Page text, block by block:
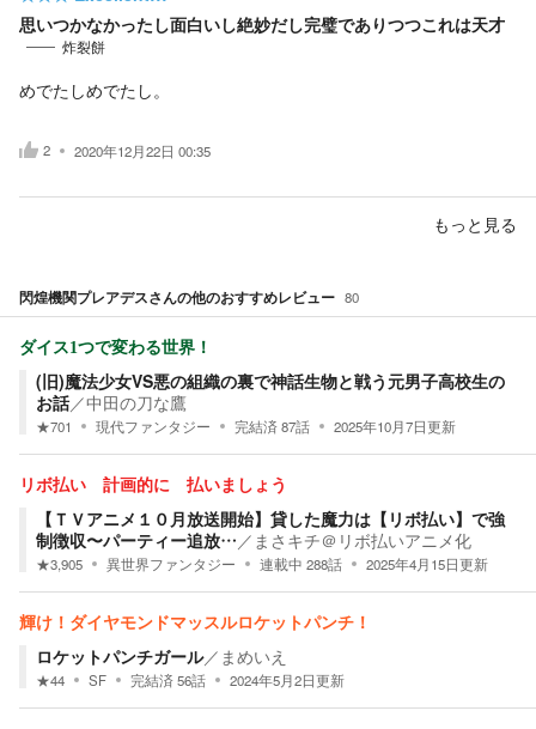
思いつかなかったし面白いし絶妙だし完璧でありつつこれは天才
炸裂餅
めでたしめでたし。
2 2020年12月22日 00:35
もっと見る
閃煌機関プレアデスさんの他のおすすめレビュー 80
ダイス1つで変わる世界！
(旧)魔法少女VS悪の組織の裏で神話生物と戦う元男子高校生の
お話／中田の刀な鷹
★701 現代ファンタジー 完結済87話 2025年10月7日更新
リボ払い 計画的に 払いましょう
【ＴＶアニメ１０月放送開始】貸した魔力は【リボ払い】で強
制徴収〜パーティー追放… ／ まさキチ＠リボ払いアニメ化
★3,905 異世界ファンタジー 連載中 288話 2025年4月15日更新
輝け！ダイヤモンドマッスルロケットパンチ！
ロケットパンチガール／ まめいえ
★44 SF 完結済56話 2024年5月2日更新